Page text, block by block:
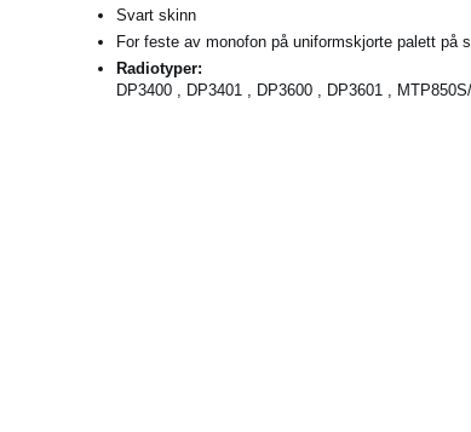
Svart skinn
For feste av monofon på uniformskjorte palett på
Radiotyper:
DP3400 , DP3401 , DP3600 , DP3601 ,